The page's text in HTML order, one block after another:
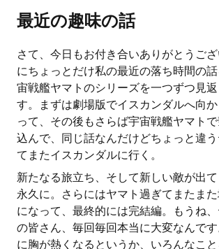
最近の趣味の話
さて、今日もお付き合いありがとうご
にちょっとだけ私の最近の落ち時間の
宙戦艦ヤマトのシリーズを一つずつ見
す。まずは劇場版でイスカンダルへ向
って、その後もさらば宇宙戦艦ヤマト
込んで、同じ話なんだけどちょっと違
てまたイスカンダルに行く。
新たなる旅立ち、そして新しい敵が出
永久に。さらにはヤマト過ぎてまたま
になって、最終的には完結編。もうね
の皆さん、毎回毎回本当に大変なんで
に胸が熱くなるというか、いろんなこ